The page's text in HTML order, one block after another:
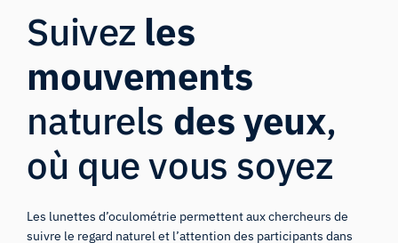
Suivez les
mouvements
naturels des yeux,
où que vous soyez
Les lunettes d’oculométrie permettent aux chercheurs de
suivre le regard naturel et l’attention des participants dans